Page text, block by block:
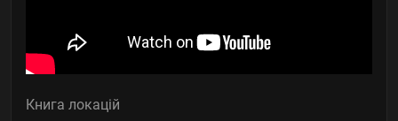
Книга локацій